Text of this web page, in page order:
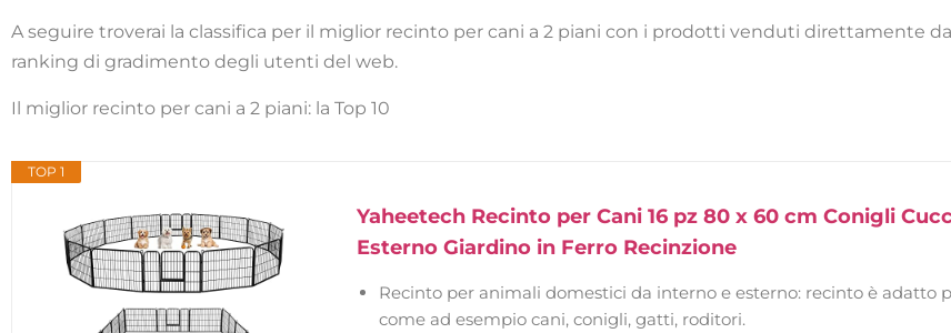
A seguire troverai la classifica per il miglior recinto per cani a 2 piani con i prodotti venduti direttamente
ranking di gradimento degli utenti del web.
Il miglior recinto per cani a 2 piani: la Top 10
TOP 1
Yaheetech Recinto per Cani 16 pz 80 x 60 cm Conigli
Esterno Giardino in Ferro Recinzione
Recinto per animali domestici da interno e esterno: recinto è adatto
come ad esempio cani, conigli, gatti, roditori.